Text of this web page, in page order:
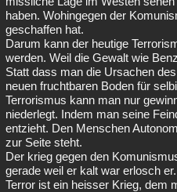
haben. Wohingegen der
geschaffen hat.
Darum kann der heutige
werden. Weil die Gewalt wie
Statt dass man die Ursachen
neuen fruchtbaren Boden für
Terrorismus kann man nur
niederlegt. Indem man seine
entzieht. Den Menschen
zur Seite steht.
Der krieg gegen den
gerade weil er kalt war erlosch
Terror ist ein heisser Krieg, dem